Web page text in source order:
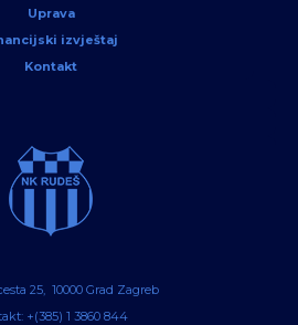
Uprava
izvještaj
Kontakt
25, 10000 Grad Zagreb
+(385) 1 3860 844